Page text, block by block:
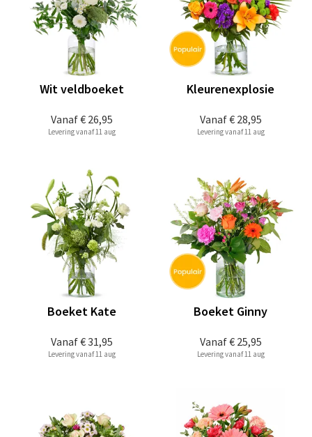
Vanaf€ 26,95
Wit veldboeket
Levering vanaf 11 aug
Vanaf€ 28,95
Kleurenexplosie
Levering vanaf 11 aug
Vanaf€ 31,95
Boeket Kate
Levering vanaf 11 aug
Vanaf€ 25,95
Boeket Ginny
Levering vanaf 11 aug